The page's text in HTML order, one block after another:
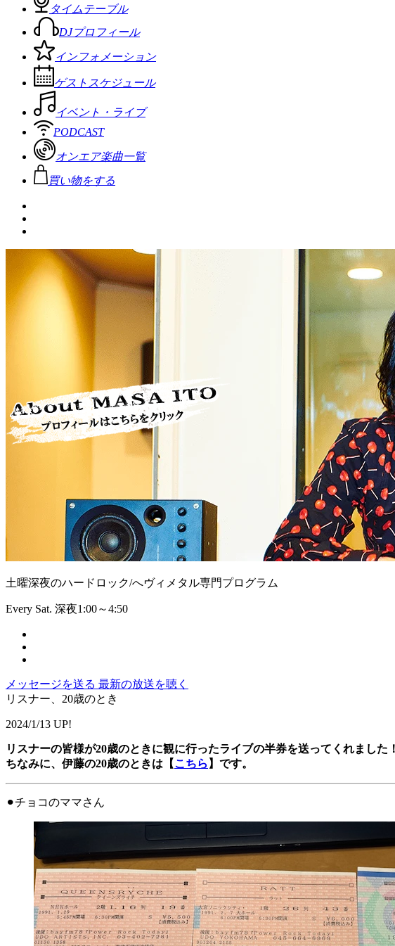
タイムテーブル
DJプロフィール
インフォメーション
ゲストスケジュール
イベント・ライブ
PODCAST
オンエア楽曲一覧
買い物をする
土曜深夜のハードロック/へヴィメタル専門プログラム
Every Sat. 深夜1:00～4:50
メッセージを送る 最新の放送を聴く
リスナー、20歳のとき
2024/1/13 UP!
リスナーの皆様が20歳のときに観に行ったライブの半券を送ってくれました！
ちなみに、伊藤の20歳のときは【こちら 】です。
⚫︎チョコのママさん